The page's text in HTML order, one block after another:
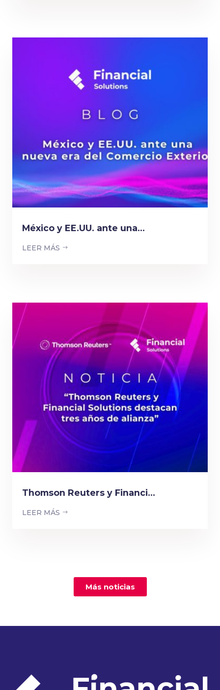
México y EE.UU. ante una...
LEER MÁS
Thomson Reuters y Financi...
LEER MÁS
Más noticias